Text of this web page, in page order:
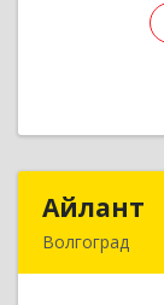
Айлант
Волгоград